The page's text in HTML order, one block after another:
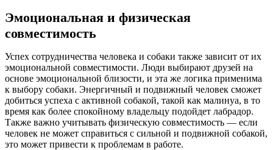
Эмоциональная и физическая
совместимость
Успех сотрудничества человека и собаки также зависит от их
эмоциональной совместимости. Люди выбирают друзей на
основе эмоциональной близости, и эта же логика применима
к выбору собаки. Энергичный и подвижный человек сможет
добиться успеха с активной собакой, такой как малинуа, в то
время как более спокойному владельцу подойдет лабрадор.
Также важно учитывать физическую совместимость — если
человек не может справиться с сильной и подвижной собакой,
это может привести к проблемам в работе.